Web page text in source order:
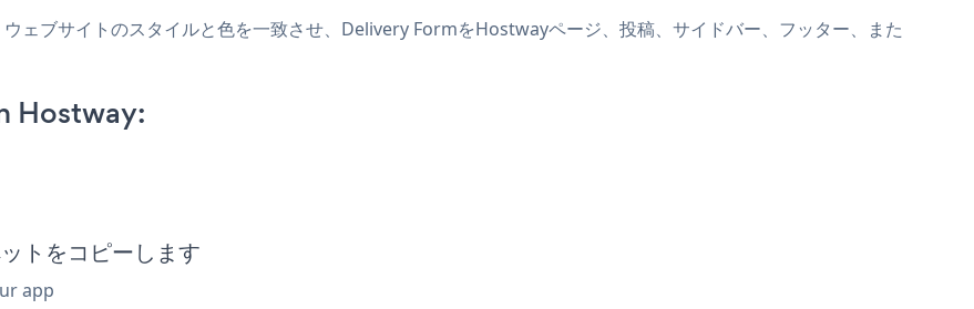
ェブサイトのスタイルと色を一致させ、Delivery FormをHostwayページ、投稿、サイドバー、フッター、また
Hostway:
トをコピーします
app